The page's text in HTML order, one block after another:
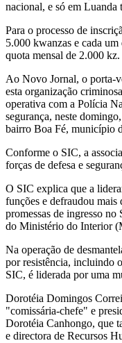
nacional, e só em Luanda
Para o processo de
5.000 kwanzas e cada
quota mensal de 2.000 kz.
Ao Novo Jornal, o porta-
esta organização
operativa com a Polícia
segurança, neste
bairro Boa Fé, município
Conforme o SIC, a
forças de defesa e
O SIC explica que a
funções e defraudou
promessas de ingresso
do Ministério do Interior
Na operação de
por resistência, incluindo
SIC, é liderada por uma
Dorotéia Domingos
"comissária-chefe" e
Dorotéia Canhongo, que
e directora de Recursos